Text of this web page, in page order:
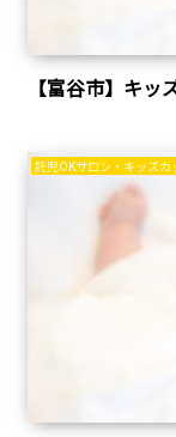
【富谷市】キッ
託児OKサロン・キッズカ